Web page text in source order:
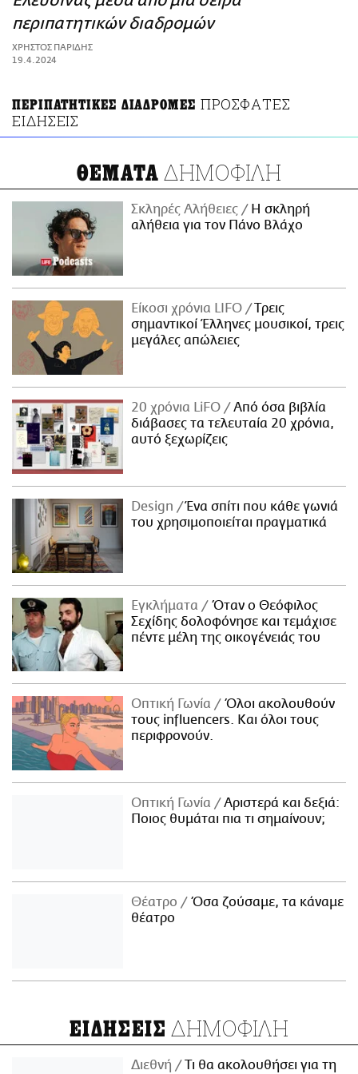
ΑΜΠΑ
PRINT
περιπατητικών διαδρομών
ΧΡΗΣΤΟΣ ΠΑΡΙΔΗΣ
19.4.2024
ΠΕΡΙΠΑΤΗΤΙΚΕΣ ΔΙΑΔΡΟΜΕΣ ΠΡΟΣΦΑΤΕΣ
ΕΙΔΗΣΕΙΣ
ΘΕΜΑΤΑ ΔΗΜΟΦΙΛΗ
Σκληρές Αλήθειες
H σκληρή
αλήθεια για τον Πάνο Βλάχο
Είκοσι χρόνια LIFO
Tρεις
σημαντικοί Έλληνες μουσικοί, τρεις
μεγάλες απώλειες
20 χρόνια LiFO
Από όσα βιβλία
διάβασες τα τελευταία 20 χρόνια,
αυτό ξεχωρίζεις
Design
Ένα σπίτι που κάθε γωνιά
του χρησιμοποιείται πραγματικά
Εγκλήματα
Όταν ο Θεόφιλος
Σεχίδης δολοφόνησε και τεμάχισε
πέντε μέλη της οικογένειάς του
Οπτική Γωνία
Όλοι ακολουθούν
τους influencers. Και όλοι τους
περιφρονούν.
Οπτική Γωνία
Αριστερά και δεξιά:
Ποιος θυμάται πια τι σημαίνουν;
Θέατρο
Όσα ζούσαμε, τα κάναμε
θέατρο
ΕΙΔΗΣΕΙΣ ΔΗΜΟΦΙΛΗ
Διεθνή Τι θα ακολουθήσει για τη